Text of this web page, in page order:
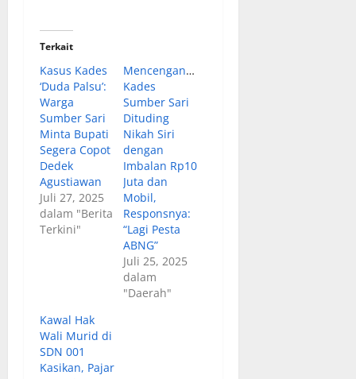
Terkait
Kasus Kades
‘Duda Palsu’:
Warga
Sumber Sari
Minta Bupati
Segera Copot
Dedek
Agustiawan
Juli 27, 2025
dalam "Berita
Terkini"
Mencengangkan!
Kades
Sumber Sari
Dituding
Nikah Siri
dengan
Imbalan Rp10
Juta dan
Mobil,
Responsnya:
“Lagi Pesta
ABNG”
Juli 25, 2025
dalam
"Daerah"
Kawal Hak
Wali Murid di
SDN 001
Kasikan, Pajar